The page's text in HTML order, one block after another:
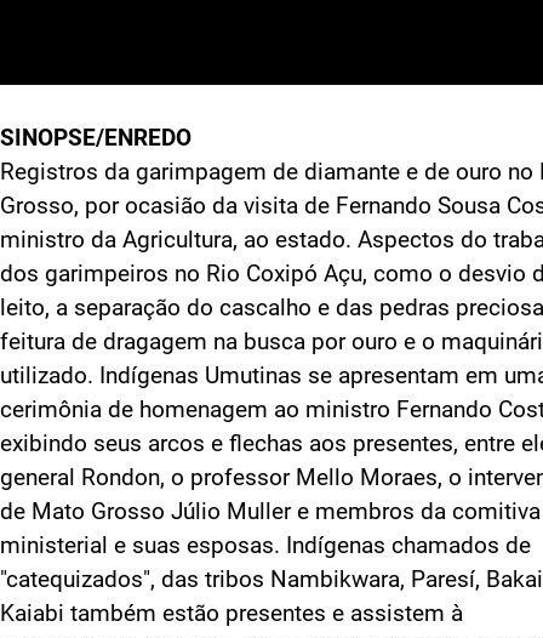
SINOPSE/ENREDO
Registros da garimpagem de diamante e de ouro no
Grosso, por ocasião da visita de Fernando Sousa
ministro da Agricultura, ao estado. Aspectos do
dos garimpeiros no Rio Coxipó Açu, como o desvio
leito, a separação do cascalho e das pedras
feitura de dragagem na busca por ouro e o
utilizado. Indígenas Umutinas se apresentam em
cerimônia de homenagem ao ministro Fernando
exibindo seus arcos e flechas aos presentes, entre
general Rondon, o professor Mello Moraes, o
de Mato Grosso Júlio Muller e membros da comitiva
ministerial e suas esposas. Indígenas chamados de
"catequizados", das tribos Nambikwara, Paresí,
Kaiabi também estão presentes e assistem à